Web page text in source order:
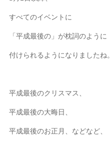
すべてのイベントに
「平成最後の」が枕詞のように
付けられるようになりましたね。
平成最後のクリスマス、
平成最後の大晦日、
平成最後のお正月、などなど、